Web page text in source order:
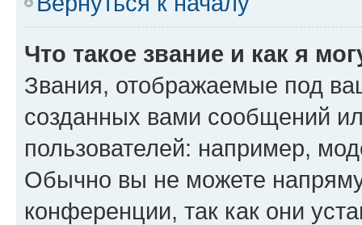
Что такое звание и как я
Звания, отображаемые под
созданных вами сообщений
пользователей: например,
Обычно вы не можете
конференции, так как они